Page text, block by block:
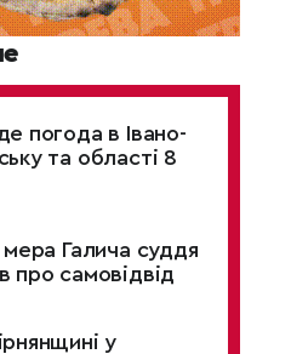
погода в Івано-
та області 8
мера Галича суддя
про самовідвід
у